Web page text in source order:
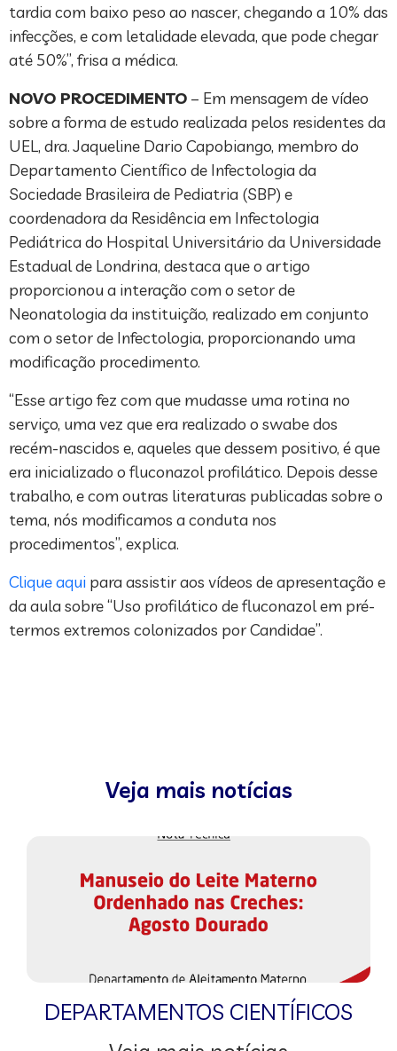
tardia com baixo peso ao nascer, chegando a 10% das
infecções, e com letalidade elevada, que pode chegar
até 50%”, frisa a médica.
NOVO PROCEDIMENTO – Em mensagem de vídeo
sobre a forma de estudo realizada pelos residentes da
UEL, dra. Jaqueline Dario Capobiango, membro do
Departamento Científico de Infectologia da
Sociedade Brasileira de Pediatria (SBP) e
coordenadora da Residência em Infectologia
Pediátrica do Hospital Universitário da Universidade
Estadual de Londrina, destaca que o artigo
proporcionou a interação com o setor de
Neonatologia da instituição, realizado em conjunto
com o setor de Infectologia, proporcionando uma
modificação procedimento.
“Esse artigo fez com que mudasse uma rotina no
serviço, uma vez que era realizado o swabe dos
recém-nascidos e, aqueles que dessem positivo, é que
era inicializado o fluconazol profilático. Depois desse
trabalho, e com outras literaturas publicadas sobre o
tema, nós modificamos a conduta nos
procedimentos”, explica.
Clique aqui para assistir aos vídeos de apresentação e
da aula sobre “Uso profilático de fluconazol em pré-
termos extremos colonizados por Candidae”.
Veja mais notícias
DEPARTAMENTOS CIENTÍFICOS